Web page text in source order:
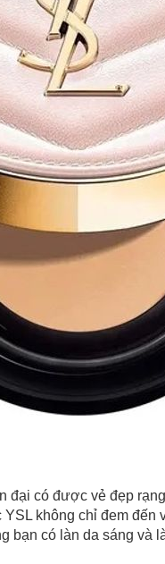
đại có được vẻ đẹp
không chỉ đem
bạn có làn da sáng và
Chào